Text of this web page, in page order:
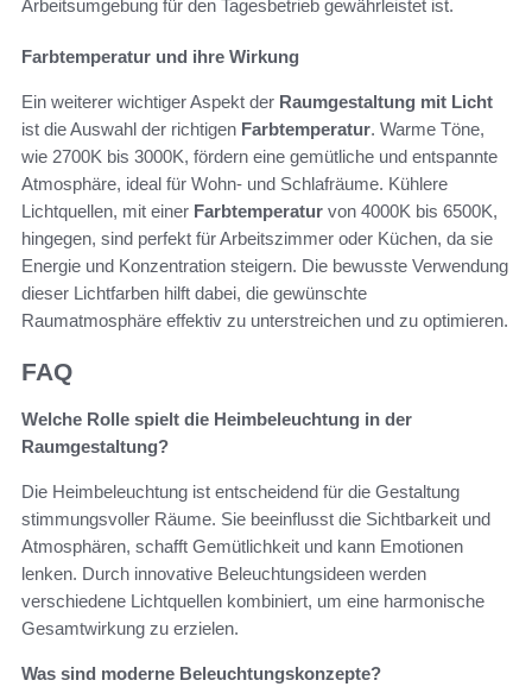
Arbeitsumgebung für den Tagesbetrieb gewährleistet ist.
Farbtemperatur und ihre Wirkung
Ein weiterer wichtiger Aspekt der Raumgestaltung mit Licht
ist die Auswahl der richtigen Farbtemperatur. Warme Töne,
wie 2700K bis 3000K, fördern eine gemütliche und entspannte
Atmosphäre, ideal für Wohn- und Schlafräume. Kühlere
Lichtquellen, mit einer Farbtemperatur von 4000K bis 6500K,
hingegen, sind perfekt für Arbeitszimmer oder Küchen, da sie
Energie und Konzentration steigern. Die bewusste Verwendung
dieser Lichtfarben hilft dabei, die gewünschte
Raumatmosphäre effektiv zu unterstreichen und zu optimieren.
FAQ
Welche Rolle spielt die Heimbeleuchtung in der
Raumgestaltung?
Die Heimbeleuchtung ist entscheidend für die Gestaltung
stimmungsvoller Räume. Sie beeinflusst die Sichtbarkeit und
Atmosphären, schafft Gemütlichkeit und kann Emotionen
lenken. Durch innovative Beleuchtungsideen werden
verschiedene Lichtquellen kombiniert, um eine harmonische
Gesamtwirkung zu erzielen.
Was sind moderne Beleuchtungskonzepte?